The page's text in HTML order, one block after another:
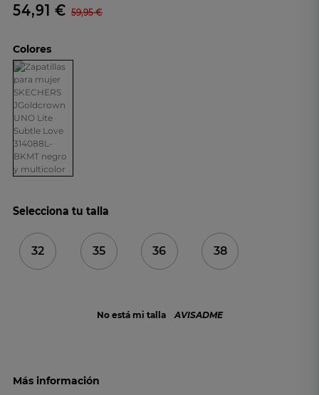
54,91 € 59,95 €
Colores
Selecciona tu talla
32 35 36 38
No está mi talla AVISADME
Más información